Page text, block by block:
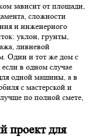
зависит от площади,
сложности
и инженерного
уклон, грунты,
ливневой
Один и тот же дом с
в одном случае
одной машины, а в
с мастерской и
по полной смете,
проект для